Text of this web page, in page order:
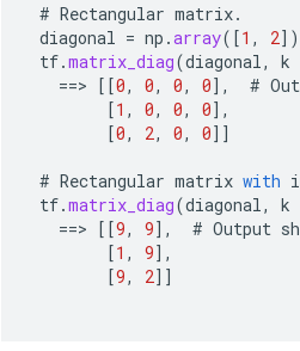
# Rectangular matrix.
diagonal = np .array( [1 , 2] )
tf.matrix_diag(diagonal, k
==> [[0, 0, 0, 0] , #
[1 , 0, 0, 0] ,
[0, 2, 0, 0]]
# Rectangular matrix with
tf.matrix_diag(diagonal, k
==> [[9, 9] , # Output
[1 , 9] ,
[9, 2]]